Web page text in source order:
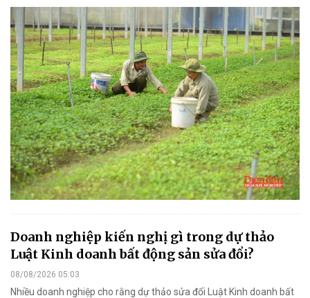
Doanh nghiệp kiến nghị gì trong dự thảo
Luật Kinh doanh bất động sản sửa đổi?
08/08/2026 05:03
Nhiều doanh nghiệp cho rằng dự thảo sửa đổi Luật Kinh doanh bất